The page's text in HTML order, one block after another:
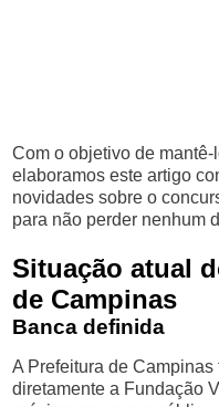
Com o objetivo de
elaboramos este artigo
novidades sobre o
para não perder nenhum
Situação atual
de Campinas
Banca definida
A Prefeitura de
diretamente a Fundação